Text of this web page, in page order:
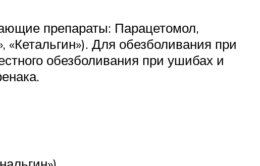
препараты: Парацетомол,
Для обезболивания при
обезболивания при ушибах и